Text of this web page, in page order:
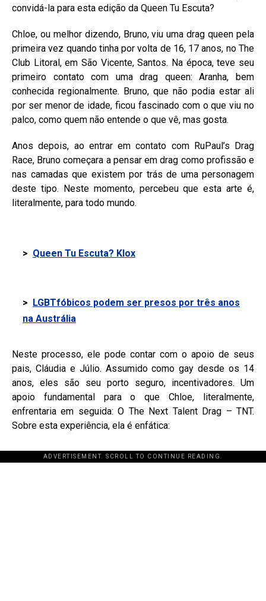
convidá-la para esta edição da Queen Tu Escuta?
Chloe, ou melhor dizendo, Bruno, viu uma drag queen pela
primeira vez quando tinha por volta de 16, 17 anos, no The
Club Litoral, em São Vicente, Santos. Na época, teve seu
primeiro contato com uma drag queen: Aranha, bem
conhecida regionalmente. Bruno, que não podia estar ali
por ser menor de idade, ficou fascinado com o que viu no
palco, como quem não entende o que vê, mas gosta.
Anos depois, ao entrar em contato com RuPaul’s Drag
Race, Bruno começara a pensar em drag como profissão e
nas camadas que existem por trás de uma personagem
deste tipo. Neste momento, percebeu que esta arte é,
literalmente, para todo mundo.
LGBTfóbicos podem ser presos por três anos
Neste processo, ele pode contar com o apoio de seus
pais, Cláudia e Júlio. Assumido como gay desde os 14
anos, eles são seu porto seguro, incentivadores. Um
apoio fundamental para o que Chloe, literalmente,
enfrentaria em seguida: O The Next Talent Drag – TNT.